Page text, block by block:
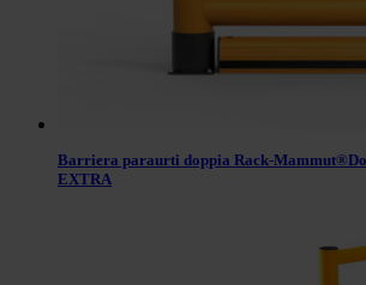
Barriera paraurti doppia Rack-
EXTRA